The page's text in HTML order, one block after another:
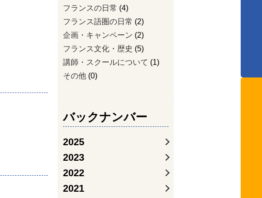
フランスの日常 (4)
フランス語圏の日常 (2)
企画・キャンペーン (2)
フランス文化・歴史 (5)
講師・スクールについて (1)
その他 (0)
バックナンバー
2025
2023
2022
2021